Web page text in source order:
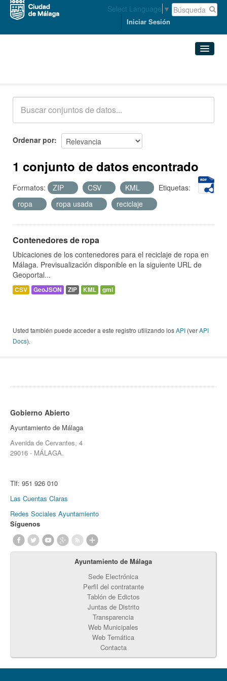
Select Language ▼
Iniciar Sesión
Acerca de
Ordenar por
1 conjunto de datos encontrado
Formatos: ZIP CSV KML
Etiquetas:
ropa
ropa usada reciclaje
Contenedores de ropa
Ubicaciones de los contenedores para el reciclaje de ropa en
Málaga. Previsualización disponible en la siguiente URL de
Geoportal...
CSV GeoJSON ZIP KML gml
Usted también puede acceder a este registro utilizando losAPI (verAPI
Docs).
Gobierno Abierto
Ayuntamiento de Málaga
Avenida de Cervantes, 4
29016 - MÁLAGA.
Tlf: 951 926 010
Las Cuentas Claras
Redes Sociales Ayuntamiento
Síguenos
Ayuntamiento de Málaga
Sede Electrónica
Perfil del contratante
Tablón de Edictos
Juntas de Distrito
Transparencia
Web Municipales
Web Temática
Contacta